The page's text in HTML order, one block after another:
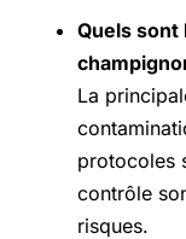
Quels sont
La
protocoles
contrôle
risques.